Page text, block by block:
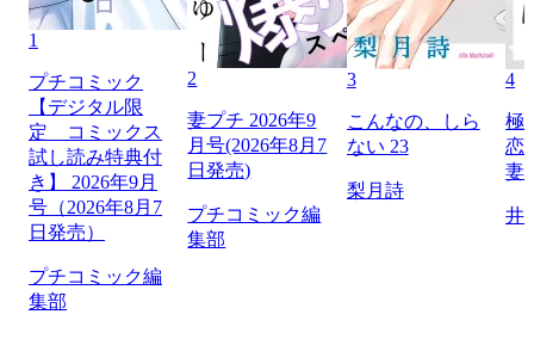
1
プチコミック
【デジタル限
定 コミックス
試し読み特典付
き】 2026年9月
号（2026年8月7
日発売）
プチコミック編
集部
2
妻プチ 2026年9
月号(2026年8月7
日発売)
プチコミック編
集部
3
こんなの、しら
ない 23
梨月詩
4
極
恋
妻
井